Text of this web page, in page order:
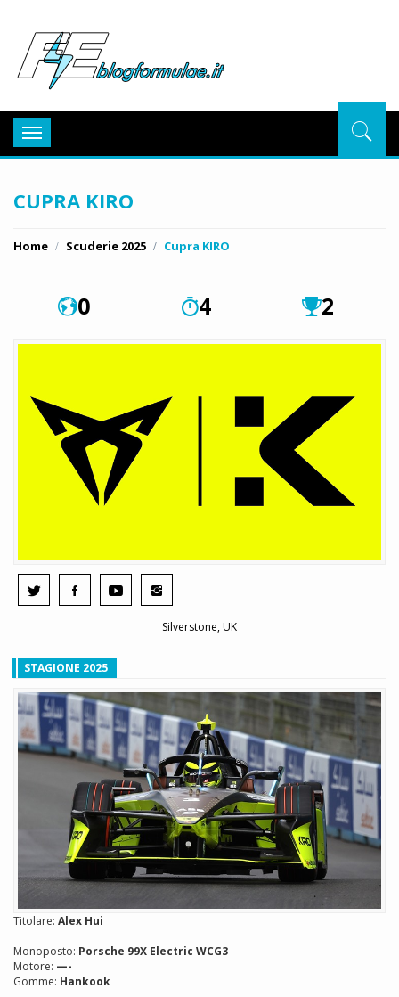
Toggle
navigation
CUPRA KIRO
Home Scuderie 2025 Cupra KIRO
0 4 2
Silverstone, UK
STAGIONE 2025
Titolare: Alex Hui
Monoposto: Porsche 99X Electric WCG3
Motore: —-
Gomme: Hankook